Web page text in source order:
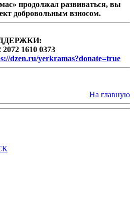
продолжал развиваться, вы
добровольным взносом.
1610 0373
dzen.ru/yerkramas?donate=true
На главную